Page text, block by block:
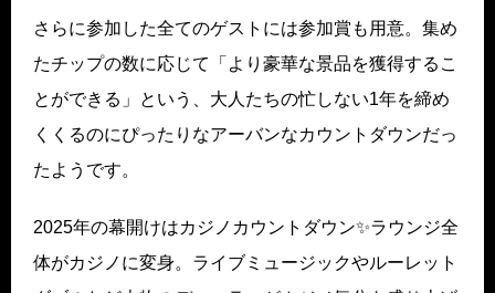
さらに参加した全てのゲストには参加賞も用意。集め
たチップの数に応じて「より豪華な景品を獲得するこ
とができる」という、大人たちの忙しない1年を締め
くくるのにぴったりなアーバンなカウントダウンだっ
たようです。
2025年の幕開けはカジノカウントダウン✨ラウンジ全
体がカジノに変身。ライブミュージックやルーレット